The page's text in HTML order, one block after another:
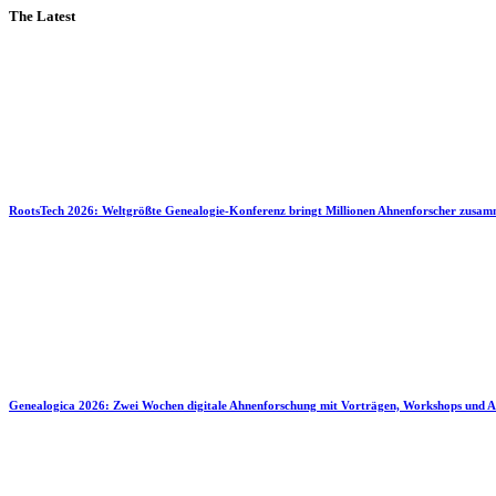
The Latest
RootsTech 2026: Weltgrößte Genealogie-Konferenz bringt Millionen Ahnenforscher
Genealogica 2026: Zwei Wochen digitale Ahnenforschung mit Vorträgen, Workshops und